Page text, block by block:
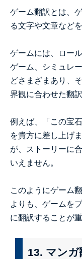
ゲーム翻訳とは、
る文字や文章など
ゲームには、ロー
ゲーム、シミュレ
どさまざまあり、
界観に合わせた翻
例えば、「この宝
を貴方に差し上げ
が、ストーリーに
いえません。
このようにゲーム
よりも、ゲームを
に翻訳することが
13. マンガ